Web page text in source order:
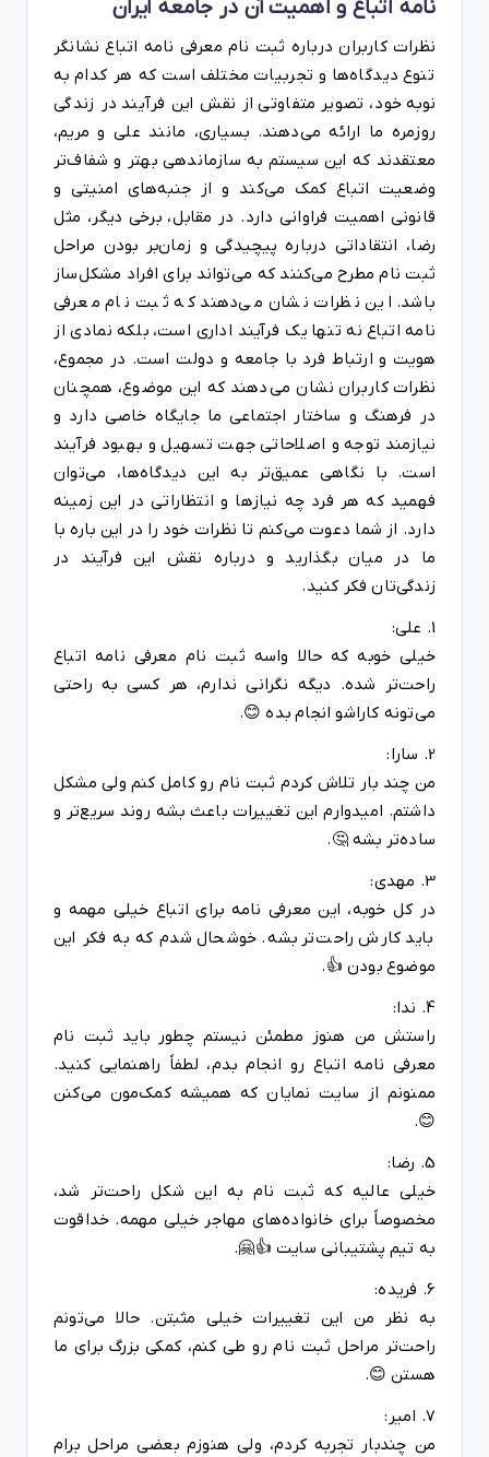
نامه اتباع و اهمیت آن در جامعه ایران
نظرات کاربران درباره ثبت نام معرفی نامه اتباع نشانگر
تنوع دیدگاه‌ها و تجربیات مختلف است که هر کدام به
نوبه خود، تصویر متفاوتی از نقش این فرآیند در زندگی
روزمره ما ارائه می‌دهند. بسیاری، مانند علی و مریم،
معتقدند که این سیستم به سازماندهی بهتر و شفاف‌تر
وضعیت اتباع کمک می‌کند و از جنبه‌های امنیتی و
قانونی اهمیت فراوانی دارد. در مقابل، برخی دیگر، مثل
رضا، انتقاداتی درباره پیچیدگی و زمان‌بر بودن مراحل
ثبت نام مطرح می‌کنند که می‌تواند برای افراد مشکل‌ساز
باشد. این نظرات نشان می‌دهند که ثبت نام معرفی
نامه اتباع نه تنها یک فرآیند اداری است، بلکه نمادی از
هویت و ارتباط فرد با جامعه و دولت است. در مجموع،
نظرات کاربران نشان می‌دهند که این موضوع، همچنان
در فرهنگ و ساختار اجتماعی ما جایگاه خاصی دارد و
نیازمند توجه و اصلاحاتی جهت تسهیل و بهبود فرآیند
است. با نگاهی عمیق‌تر به این دیدگاه‌ها، می‌توان
فهمید که هر فرد چه نیازها و انتظاراتی در این زمینه
دارد. از شما دعوت می‌کنم تا نظرات خود را در این باره با
ما در میان بگذارید و درباره نقش این فرآیند در
زندگی‌تان فکر کنید.
1. علی:
خیلی خوبه که حالا واسه ثبت نام معرفی نامه اتباع
راحت‌تر شده. دیگه نگرانی ندارم، هر کسی به راحتی
می‌تونه کاراشو انجام بده 😊.
2. سارا:
من چند بار تلاش کردم ثبت نام رو کامل کنم ولی مشکل
داشتم. امیدوارم این تغییرات باعث بشه روند سریع‌تر و
ساده‌تر بشه 🤔.
3. مهدی:
در کل خوبه، این معرفی نامه برای اتباع خیلی مهمه و
باید کارش راحت‌تر بشه. خوشحال شدم که به فکر این
موضوع بودن 👍.
4. ندا:
راستش من هنوز مطمئن نیستم چطور باید ثبت نام
معرفی نامه اتباع رو انجام بدم، لطفاً راهنمایی کنید.
ممنونم از سایت نمایان که همیشه کمک‌مون می‌کنن
😊.
5. رضا:
خیلی عالیه که ثبت نام به این شکل راحت‌تر شد،
مخصوصاً برای خانواده‌های مهاجر خیلی مهمه. خداقوت
به تیم پشتیبانی سایت 👍🤗.
6. فریده:
به نظر من این تغییرات خیلی مثبتن. حالا می‌تونم
راحت‌تر مراحل ثبت نام رو طی کنم، کمکی بزرگ برای ما
هستن 😊.
7. امیر:
من چندبار تجربه کردم، ولی هنوزم بعضی مراحل برام